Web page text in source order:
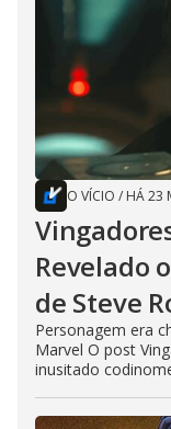
O VÍCIO / HÁ 23
Revelado
de Steve
Personagem era
Marvel O post
inusitado